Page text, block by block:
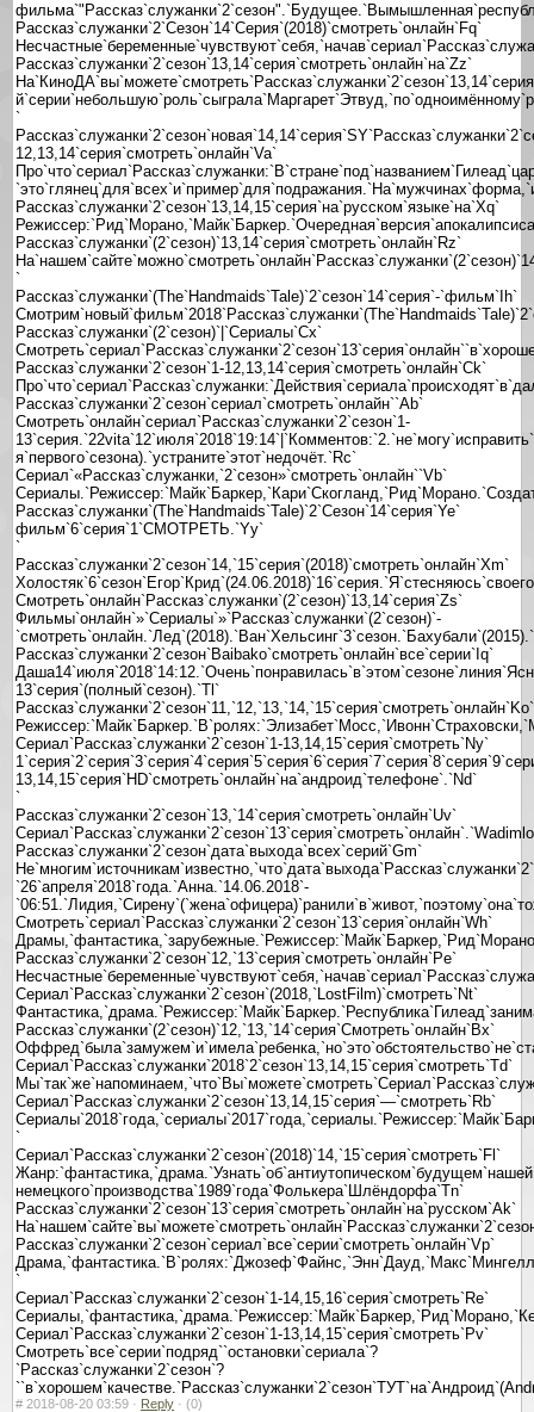
Рассказ`служанки`2`Сезон`14`Серия`(2018)`смотреть`онлайн`Fq`
Рассказ`служанки`2`сезон`13,14`серия`смотреть`онлайн`на`Zz`
`
12,13,14`серия`смотреть`онлайн`Va`
Рассказ`служанки`2`сезон`13,14,15`серия`на`русском`языке`на`Xq`
Рассказ`служанки`(2`сезон)`13,14`серия`смотреть`онлайн`Rz`
`
Рассказ`служанки`(The`Handmaids`Tale)`2`сезон`14`серия`-`фильм`Ih`
Рассказ`служанки`(2`сезон)`|`Сериалы`Cx`
Рассказ`служанки`2`сезон`1-12,13,14`серия`смотреть`онлайн`Ck`
Рассказ`служанки`2`сезон`сериал`смотреть`онлайн``Ab`
Смотреть`онлайн`сериал`Рассказ`служанки`2`сезон`1-
я`первого`сезона).`устраните`этот`недочёт.`Rc`
Сериал`«Рассказ`служанки,`2`сезон»`смотреть`онлайн``Vb`
Рассказ`служанки`(The`Handmaids`Tale)`2`Сезон`14`серия`Ye`
фильм`6`серия`1`СМОТРЕТЬ.`Yy`
`
Рассказ`служанки`2`сезон`14,`15`серия`(2018)`смотреть`онлайн`Xm`
Смотреть`онлайн`Рассказ`служанки`(2`сезон)`13,14`серия`Zs`
Фильмы`онлайн`»`Сериалы`»`Рассказ`служанки`(2`сезон)`-
Рассказ`служанки`2`сезон`Baibako`смотреть`онлайн`все`серии`Iq`
13`серия`(полный`сезон).`Tl`
Рассказ`служанки`2`сезон`11,`12,`13,`14,`15`серия`смотреть`онлайн`Ko`
Сериал`Рассказ`служанки`2`сезон`1-13,14,15`серия`смотреть`Ny`
13,14,15`серия`HD`смотреть`онлайн`на`андроид`телефоне`.`Nd`
`
Рассказ`служанки`2`сезон`13,`14`серия`смотреть`онлайн`Uv`
Рассказ`служанки`2`сезон`дата`выхода`всех`серий`Gm`
`26`апреля`2018`года.`Анна.`14.06.2018`-
Смотреть`сериал`Рассказ`служанки`2`сезон`13`серия`онлайн`Wh`
Рассказ`служанки`2`сезон`12,`13`серия`смотреть`онлайн`Pe`
Сериал`Рассказ`служанки`2`сезон`(2018,`LostFilm)`смотреть`Nt`
Рассказ`служанки`(2`сезон)`12,`13,`14`серия`Смотреть`онлайн`Bx`
Сериал`Рассказ`служанки`2018`2`сезон`13,14,15`серия`смотреть`Td`
Сериал`Рассказ`служанки`2`сезон`13,14,15`серия`—`смотреть`Rb`
`
Сериал`Рассказ`служанки`2`сезон`(2018)`14,`15`серия`смотреть`Fl`
немецкого`производства`1989`года`Фолькера`Шлёндорфа`Tn`
Рассказ`служанки`2`сезон`13`серия`смотреть`онлайн`на`русском`Ak`
Рассказ`служанки`2`сезон`сериал`все`серии`смотреть`онлайн`Vp`
`
Сериал`Рассказ`служанки`2`сезон`1-14,15,16`серия`смотреть`Re`
Сериал`Рассказ`служанки`2`сезон`1-13,14,15`серия`смотреть`Pv`
Смотреть`все`серии`подряд``остановки`сериала`?
`Рассказ`служанки`2`сезон`?
# 2018-08-20 03:59 · Reply · (0)